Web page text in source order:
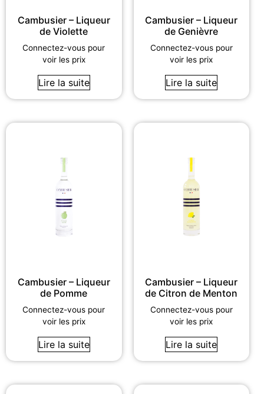
Cambusier – Liqueur
de Violette
Connectez-vous pour
voir les prix
Lire la suite
Cambusier – Liqueur
de Genièvre
Connectez-vous pour
voir les prix
Lire la suite
Cambusier – Liqueur
de Pomme
Connectez-vous pour
voir les prix
Lire la suite
Cambusier – Liqueur
de Citron de Menton
Connectez-vous pour
voir les prix
Lire la suite